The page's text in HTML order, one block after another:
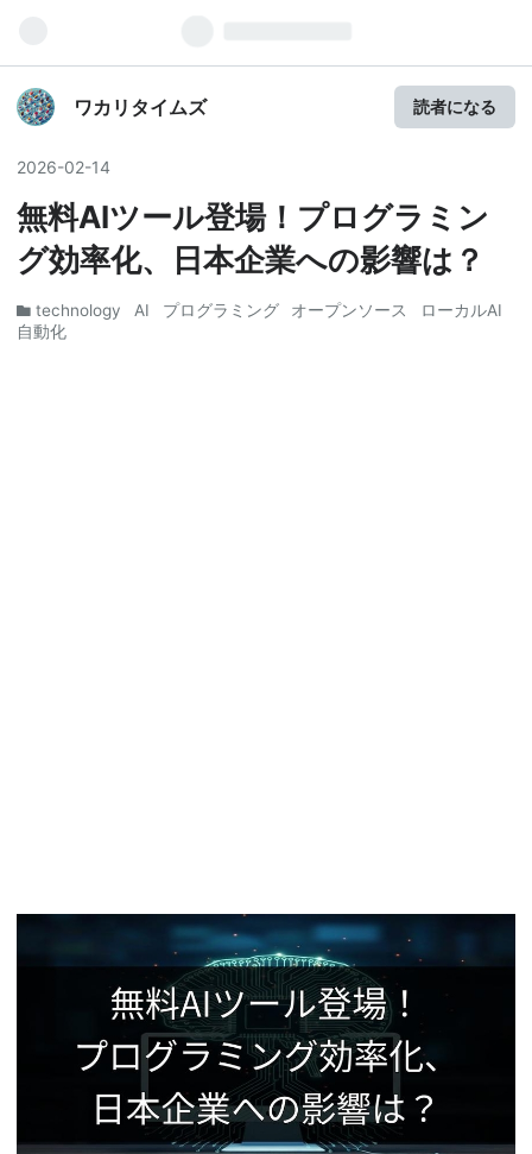
ワカリタイムズ 読者になる
2026-02-14
無料AIツール登場！プログラミン
グ効率化、日本企業への影響は？
technology AI プログラミング オープンソース
ローカルAI
自動化